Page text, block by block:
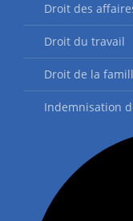
Droit des
Droit du travail
Droit de la
Indemnisation